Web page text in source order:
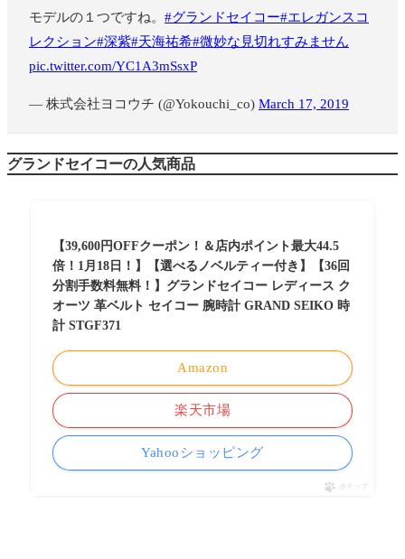
モデルの１つですね。 #グランドセイコー#エレガンスコ
レクション#深紫#天海祐希#微妙な見切れすみません
pic.twitter.com/YC1A3mSsxP
— 株式会社ヨコウチ (@Yokouchi_co) March 17, 2019
グランドセイコーの人気商品
【39,600円OFFクーポン！＆店内ポイント最大44.5
倍！1月18日！】【選べるノベルティー付き】【36回
分割手数料無料！】グランドセイコー レディース ク
オーツ 革ベルト セイコー 腕時計 GRAND SEIKO 時
計 STGF371
Amazon
楽天市場
Yahooショッピング
ポチップ